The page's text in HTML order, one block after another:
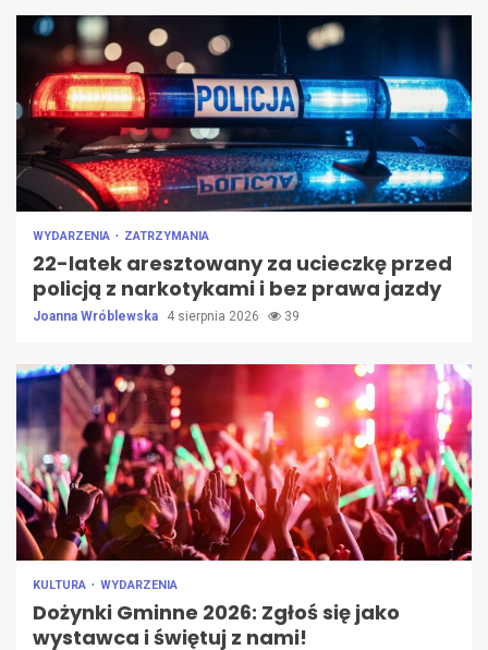
WYDARZENIA ZATRZYMANIA
22-latek aresztowany za ucieczkę przed
policją z narkotykami i bez prawa jazdy
Joanna Wróblewska 4 sierpnia 2026 39
KULTURA WYDARZENIA
Dożynki Gminne 2026: Zgłoś się jako
wystawca i świętuj z nami!